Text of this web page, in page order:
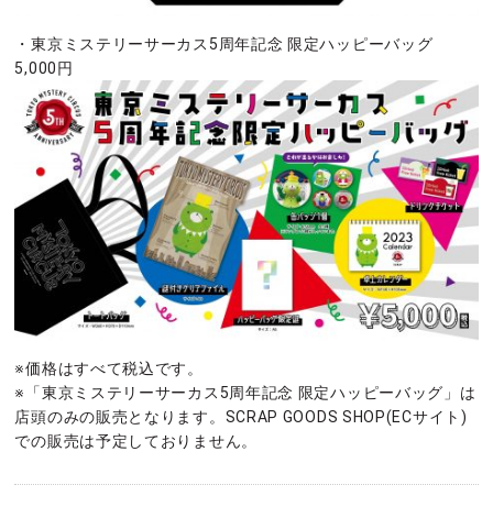
・東京ミステリーサーカス5周年記念 限定ハッピーバッグ
5,000円
※価格はすべて税込です。
※「東京ミステリーサーカス5周年記念 限定ハッピーバッグ」は
店頭のみの販売となります。SCRAP GOODS SHOP(ECサイト)
での販売は予定しておりません。